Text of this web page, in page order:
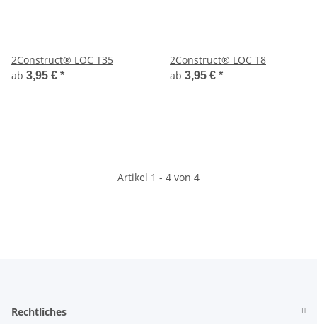
2Construct® LOC T35
ab 3,95 € *
2Construct® LOC T8
ab 3,95 € *
Artikel 1 - 4 von 4
Rechtliches